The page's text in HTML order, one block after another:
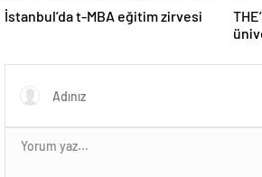
İstanbul’da t-MBA eğitim zirvesi